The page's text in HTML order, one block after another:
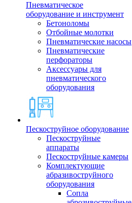
Пневматическое
оборудование и инструмент
Бетоноломы
Отбойные молотки
Пневматические насосы
Пневматические
перфораторы
Аксессуары для
пневматического
оборудования
Пескоструйное оборудование
Пескоструйные
аппараты
Пескоструйные камеры
Комплектующие
абразивоструйного
оборудования
Сопла